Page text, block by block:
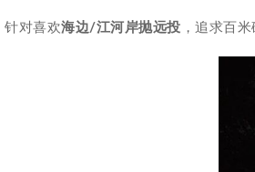
针对喜欢海边/江河岸抛远投 ，追求百